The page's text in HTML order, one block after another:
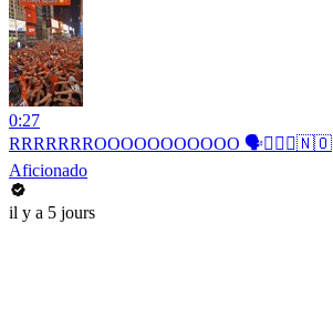
0:27
RRRRRRROOOOOOOOOOO 🗣️🚣🏻‍♂️🇳🇴
Aficionado
il y a 5 jours